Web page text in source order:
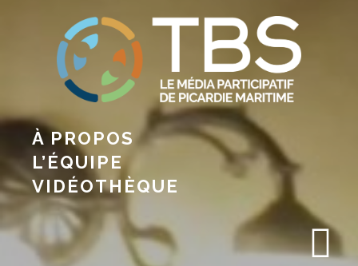
À PROPOS
L’ÉQUIPE
VIDÉOTHÈQUE